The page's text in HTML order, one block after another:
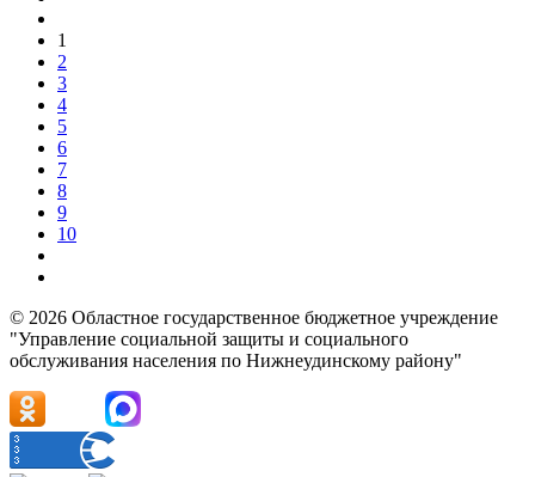
1
2
3
4
5
6
7
8
9
10
© 2026 Областное государственное бюджетное учреждение
"Управление социальной защиты и социального
обслуживания населения по Нижнеудинскому району"